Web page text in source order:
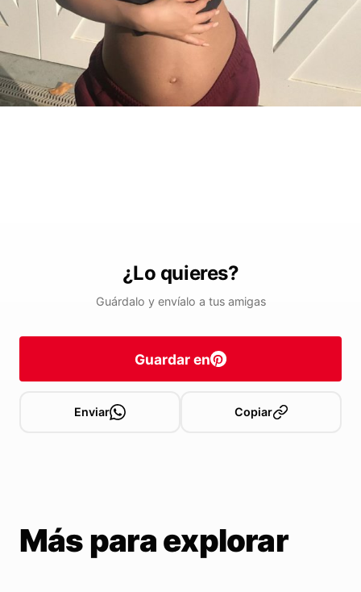
¿Lo quieres?
Guárdalo y envíalo a tus amigas
Guardar en
Enviar Copiar
Más para explorar